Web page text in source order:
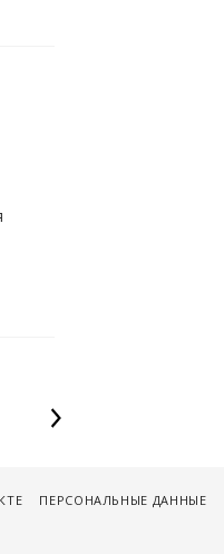
ПЕРСОНАЛЬНЫЕ ДАННЫЕ